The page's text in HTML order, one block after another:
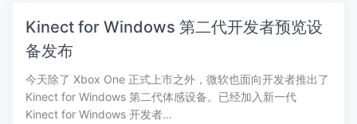
Kinect for Windows 第二代开发者预览设
备发布
今天除了 Xbox One 正式上市之外，微软也面向开发者推出了
Kinect for Windows 第二代体感设备。已经加入新一代
Kinect for Windows 开发者…